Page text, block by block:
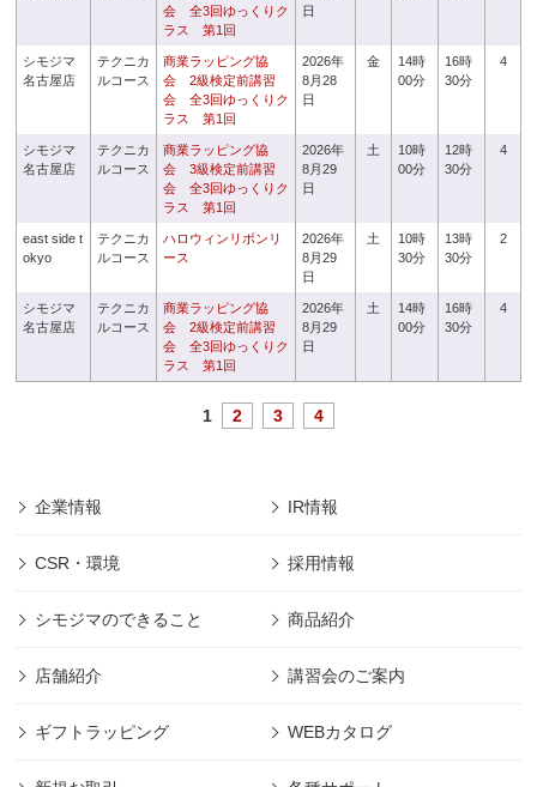
会 全3回ゆっくりク
ラス 第1回
日
シモジマ
名古屋店
テクニカ
ルコース
商業ラッピング協
会 2級検定前講習
会 全3回ゆっくりク
ラス 第1回
2026年
8月28
日
金
14時
00分
16時
30分
4
シモジマ
名古屋店
テクニカ
ルコース
商業ラッピング協
会 3級検定前講習
会 全3回ゆっくりク
ラス 第1回
2026年
8月29
日
土
10時
00分
12時
30分
4
east side t
okyo
テクニカ
ルコース
ハロウィンリボンリ
ース
2026年
8月29
日
土
10時
30分
13時
30分
2
シモジマ
名古屋店
テクニカ
ルコース
商業ラッピング協
会 2級検定前講習
会 全3回ゆっくりク
ラス 第1回
2026年
8月29
日
土
14時
00分
16時
30分
4
1 2 3 4
企業情報 IR情報
CSR・環境 採用情報
シモジマのできること 商品紹介
店舗紹介 講習会のご案内
ギフトラッピング WEBカタログ